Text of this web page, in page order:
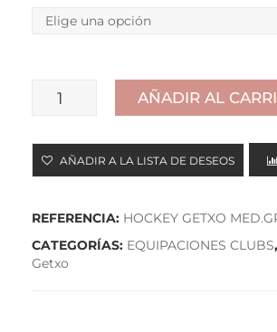
MEDIA
cantidad
AÑADIR AL
AÑADIR A LA LISTA DE DESEOS
REFERENCIA: HOCKEY GETXO
CATEGORÍAS: EQUIPACIONES CLUBS,
Getxo